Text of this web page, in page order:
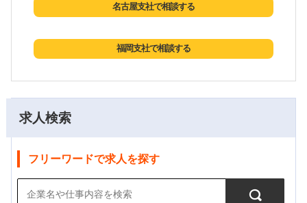
求人検索
フリーワードで求人を探す
名古屋支社で相談する
福岡支社で相談する